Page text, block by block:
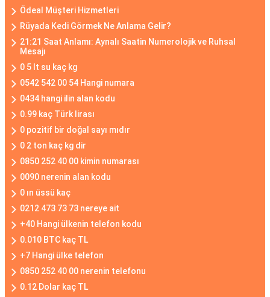
Ödeal Müşteri Hizmetleri
Rüyada Kedi Görmek Ne Anlama Gelir?
21:21 Saat Anlamı: Aynalı Saatin Numerolojik ve Ruhsal
Mesajı
0 5 lt su kaç kg
0542 542 00 54 Hangi numara
0434 hangi ilin alan kodu
0.99 kaç Türk lirası
0 pozitif bir doğal sayı mıdır
0 2 ton kaç kg dir
0850 252 40 00 kimin numarası
0090 nerenin alan kodu
0 ın üssü kaç
0212 473 73 73 nereye ait
+40 Hangi ülkenin telefon kodu
0.010 BTC kaç TL
+7 Hangi ülke telefon
0850 252 40 00 nerenin telefonu
0.12 Dolar kaç TL